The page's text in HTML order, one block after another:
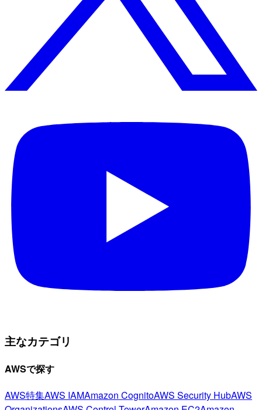
主なカテゴリ
AWSで探す
AWS特集AWS IAMAmazon CognitoAWS Security HubAWS